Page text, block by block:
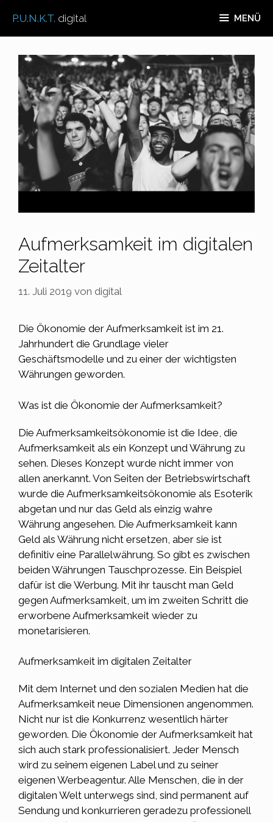
Inhalt
springen
P.U.N.K.T. digital MENÜ
Aufmerksamkeit im digitalen
Zeitalter
11. Juli 2019 von digital
Die Ökonomie der Aufmerksamkeit ist im 21.
Jahrhundert die Grundlage vieler
Geschäftsmodelle und zu einer der wichtigsten
Währungen geworden.
Was ist die Ökonomie der Aufmerksamkeit?
Die Aufmerksamkeitsökonomie ist die Idee, die
Aufmerksamkeit als ein Konzept und Währung zu
sehen. Dieses Konzept wurde nicht immer von
allen anerkannt. Von Seiten der Betriebswirtschaft
wurde die Aufmerksamkeitsökonomie als Esoterik
abgetan und nur das Geld als einzig wahre
Währung angesehen. Die Aufmerksamkeit kann
Geld als Währung nicht ersetzen, aber sie ist
definitiv eine Parallelwährung. So gibt es zwischen
beiden Währungen Tauschprozesse. Ein Beispiel
dafür ist die Werbung. Mit ihr tauscht man Geld
gegen Aufmerksamkeit, um im zweiten Schritt die
erworbene Aufmerksamkeit wieder zu
monetarisieren.
Aufmerksamkeit im digitalen Zeitalter
Mit dem Internet und den sozialen Medien hat die
Aufmerksamkeit neue Dimensionen angenommen.
Nicht nur ist die Konkurrenz wesentlich härter
geworden. Die Ökonomie der Aufmerksamkeit hat
sich auch stark professionalisiert. Jeder Mensch
wird zu seinem eigenen Label und zu seiner
eigenen Werbeagentur. Alle Menschen, die in der
digitalen Welt unterwegs sind, sind permanent auf
Sendung und konkurrieren geradezu professionell